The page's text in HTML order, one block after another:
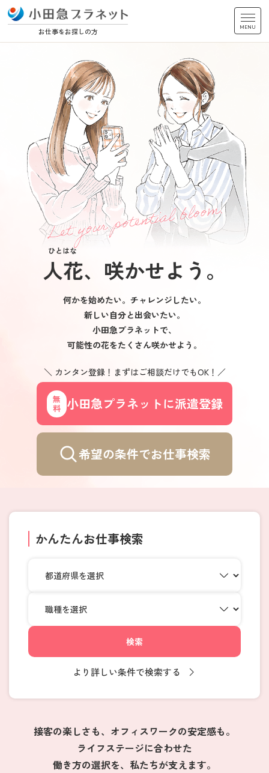
お仕事をお探しの方 MENU
人花
ひとはな
、 咲かせよう。
何かを始めたい。チャレンジしたい。
新しい自分と出会いたい。
小田急プラネットで、
可能性の花をたくさん咲かせよう。
＼ カンタン登録！まずはご相談だけでもOK！／
無料 小田急プラネットに派遣登録
希望の条件でお仕事検索
かんたんお仕事検索
検索
より詳しい条件で検索する
接客の楽しさも、オフィスワークの安定感も。
ライフステージに合わせた
働き方の選択を、私たちが支えます。